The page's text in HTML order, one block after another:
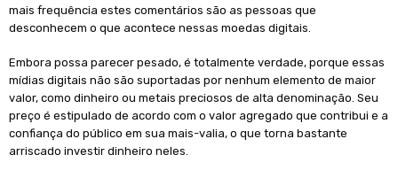
mais frequência estes comentários são as pessoas que
desconhecem o que acontece nessas moedas digitais.
Embora possa parecer pesado, é totalmente verdade, porque essas
mídias digitais não são suportadas por nenhum elemento de maior
valor, como dinheiro ou metais preciosos de alta denominação. Seu
preço é estipulado de acordo com o valor agregado que contribui e a
confiança do público em sua mais-valia, o que torna bastante
arriscado investir dinheiro neles.